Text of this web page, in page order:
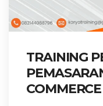
TRAINING
COMMERCE